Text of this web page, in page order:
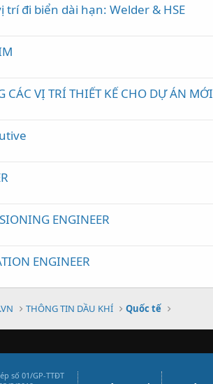
trí đi biển dài hạn: Welder & HSE
VỊ TRÍ THIẾT KẾ CHO DỰ ÁN MỚI
ENGINEER
ENGINEER
THÔNG TIN DẦU KHÍ Quốc tế
số 01/GP-TTĐT